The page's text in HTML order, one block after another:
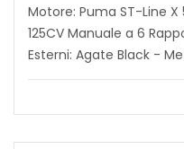
Motore: Puma ST-Line X
125CV Manuale a 6
Esterni: Agate Black -